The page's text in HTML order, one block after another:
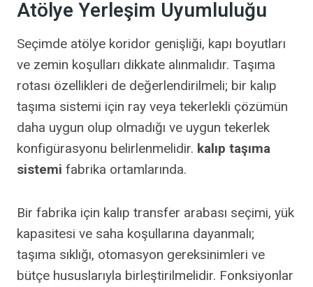
Atölye Yerleşim Uyumluluğu
Seçimde atölye koridor genişliği, kapı boyutları
ve zemin koşulları dikkate alınmalıdır. Taşıma
rotası özellikleri de değerlendirilmeli; bir kalıp
taşıma sistemi için ray veya tekerlekli çözümün
daha uygun olup olmadığı ve uygun tekerlek
konfigürasyonu belirlenmelidir. kalıp taşıma
sistemi fabrika ortamlarında.
Bir fabrika için kalıp transfer arabası seçimi, yük
kapasitesi ve saha koşullarına dayanmalı;
taşıma sıklığı, otomasyon gereksinimleri ve
bütçe hususlarıyla birleştirilmelidir. Fonksiyonlar